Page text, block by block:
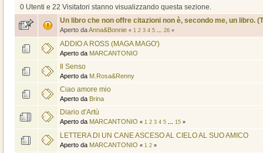
0 Utenti e 22 Visitatori stanno visualizzando questa sezione.
Un libro che non offre citazioni non è, secondo me, un libro.
Aperto daAnna&Bonnie « 1 2 3 4 5 26»
ADDIO A ROSS (MAGA MAGO')
Aperto da MARCANTONIO
Il Senso
Aperto da M.Rosa&Renny
Ciao amore mio
Aperto da Brina
Diario d'Artù
Aperto da MARCANTONIO « 1 2 3 4 5 15»
LETTERA DI UN CANE ASCESO AL CIELO AL SUO AMICO
Aperto da MARCANTONIO « 1 2»